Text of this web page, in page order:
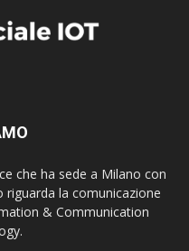
che ha sede a Milano con
riguarda la comunicazione
& Communication